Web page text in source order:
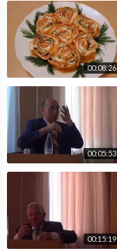
00:08:26
00:05:53
00:15:19